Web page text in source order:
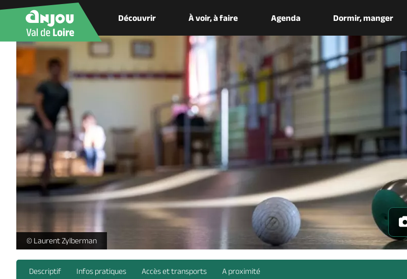
Découvrir À voir, à faire Agenda Dormir, manger
Boule de fort4©Laurent Zylberman -
© Laurent Zylberman
Descriptif Infos pratiques Accès et transports A proximité